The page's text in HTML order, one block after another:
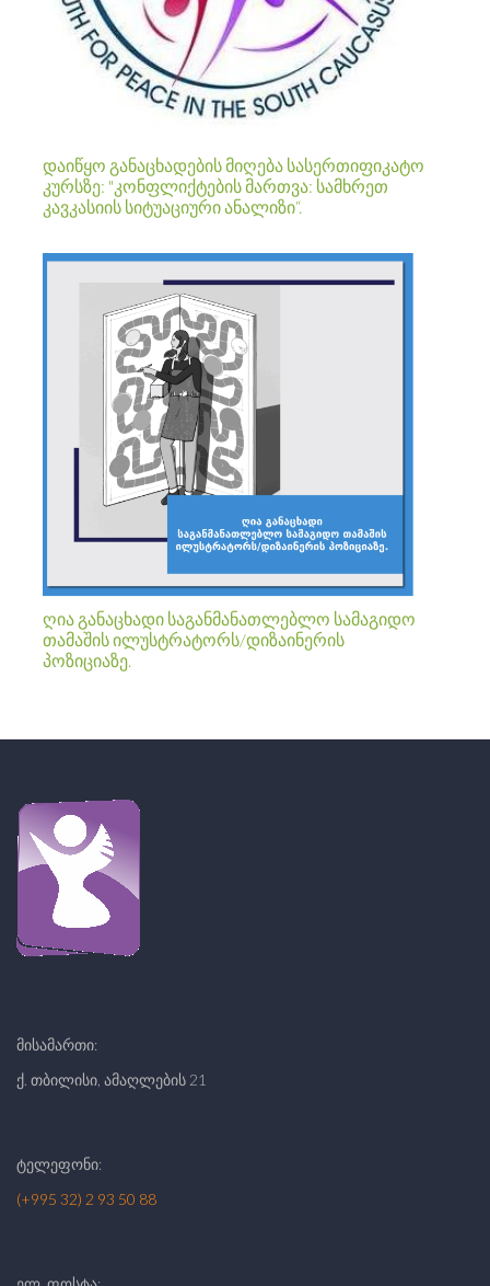
დაიწყო განაცხადების მიღება სასერთიფიკატო
კურსზე: "კონფლიქტების მართვა: სამხრეთ
კავკასიის სიტუაციური ანალიზი“.
ღია განაცხადი საგანმანათლებლო სამაგიდო
თამაშის ილუსტრატორს/დიზაინერის
პოზიციაზე.
მისამართი:
ქ. თბილისი, ამაღლების 21
ტელეფონი:
(+995 32) 2 93 50 88